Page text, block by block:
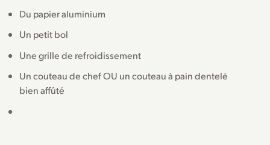
Du papier aluminium
Un petit bol
Une grille de refroidissement
Un couteau de chef OU un couteau à pain dentelé
bien affûté